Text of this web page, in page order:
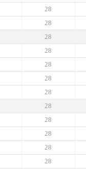
28
28
28
28
28
28
28
28
28
28
28
28